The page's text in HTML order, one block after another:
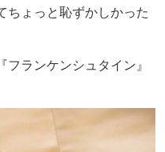
ちょっと恥ずかしかった
ランケンシュタイン』